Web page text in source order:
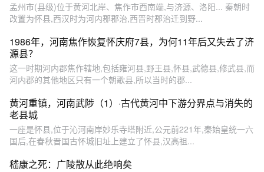
孟州市(县级)位于黄河北岸、焦作市西南端,与济源、洛阳... 秦朝时
改置为怀县,西汉时为河内郡郡治,西晋时郡治迁到野...
1986年，河南焦作恢复怀庆府7县，为何11年后又失去了济
源县？
这一时期河内郡焦作辖地,包括雍河县,野王县,怀县,武德县,修武县,而
河内郡的其他地区只有一个朝歌县,所以当时的郡...
黄河重镇，河南武陟（1）·古代黄河中下游分界点与消失的
老县城
一座是怀县,位于沁河南岸妙乐寺塔附近,公元前221年,秦始皇统一六
国后,在春秋晋国古怀城旧址上建立了怀县,汉高祖...
嵇康之死：广陵散从此绝响矣